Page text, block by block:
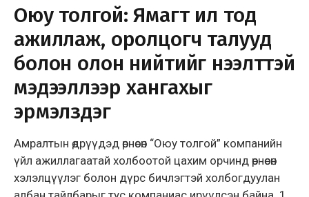
Оюу толгой: Ямагт ил тод
ажиллаж, оролцогч талууд
болон олон нийтийг нээлттэй
мэдээллээр хангахыг
эрмэлздэг
Амралтын өдрүүдэд өрнөсөн “Оюу толгой” компанийн
үйл ажиллагаатай холбоотой цахим орчинд өрнөсөн
хэлэлцүүлэг болон дүрс бичлэгтэй холбогдуулан